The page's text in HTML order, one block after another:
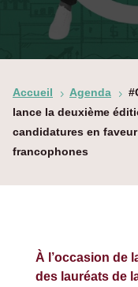
Accueil 5 Agenda 5
lance la deuxième
candidatures en
francophones
À l’occasion de
des lauréats de